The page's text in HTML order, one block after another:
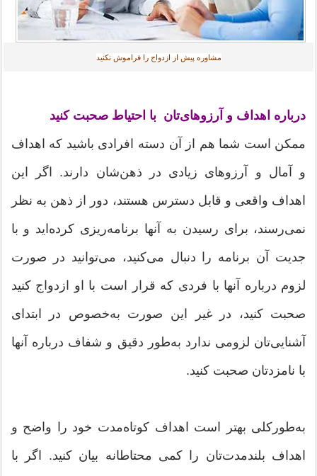
مشاوره پیش از ازدواج را فراموش نكنید
درباره اهداف و آرزوهای‌تان با احتیاط صحبت كنید
ممكن است شما هم از آن دسته افرادی باشید كه اهداف
و آمال و آرزوهای زیادی در ذهن‌شان دارند. اگر این
اهداف واقعی و قابل دسترس هستند، دور از ذهن به نظر
نمی‌رسند، برای رسیدن به آنها برنامه‌ریزی كرده‌اید و با
جدیت آن برنامه را دنبال می‌كنید، می‌توانید در صورت
لزوم درباره آنها با فردی كه قرار است با او ازدواج كنید
صحبت كنید، در غیر این صورت به‌خصوص در ابتدای
آشنایی‌تان لزومی ندارد به‌طور دقیق و شفاف درباره آنها
با نامزدتان صحبت كنید.
به‌طوركلی بهتر است اهداف كوتاه‌مدت خود را واضح و
اهداف بلندمدت‌تان را كمی محتاطانه بیان كنید. اگر با